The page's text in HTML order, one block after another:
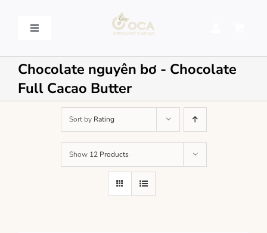
Toggle
VỀ OCA – OCA STORY
QUY TRÌNH SẢN XUẤT – PROCESSING
LIÊN HỆ – CONTACT US
Chocolate nguyên bơ - Chocolate
Full Cacao Butter
Sort by Rating
Show 12 Products